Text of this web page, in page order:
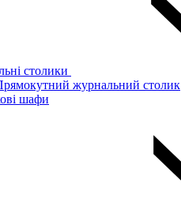
столики
журнальний столик
шафи